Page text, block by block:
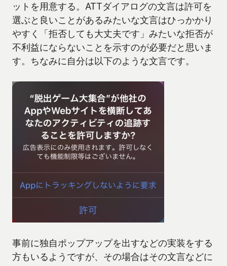
ットを用意する。ATTダイアログの文言は許可を
選ぶと良いことがあるみたいな文言はひっかかり
やすく「拒否しても大丈夫です」みたいな拒否が
不利益にならないことを示すのが必要だと思いま
す。ちなみに自分は以下のような文言です。
事前に独自ポップアップを出すなどの実装をする
方もいるようですが、その場合はその文言などに